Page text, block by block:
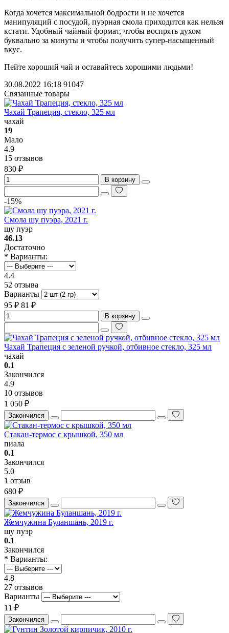
Когда хочется макcимальной бодрости и не хочется
манипуляций с посудой, пуэрная смола приходится как нельзя
кстати. Удобный чайный формат, чтобы воспрять духом
буквально за минуты и чтобы получить супер-насыщенный
вкус.
Пейте хороший чай и оставайтесь хорошими людьми!
30.08.2022 16:18 91047
Связанные товары
Чахай Трапеция, стекло, 325 мл
чахай
19
Мало
4.9
15 отзывов
830 ₽
В корзину
-15%
Смола шу пуэра, 2021 г.
шу пуэр
46.13
Достаточно
* Варианты:
4.4
52 отзыва
Варианты
95 ₽ 81 ₽
В корзину
Чахай Трапеция с зеленой ручкой, отбивное стекло, 325 мл
чахай
0.1
Закончился
4.9
10 отзывов
1 050 ₽
Закончился
Стакан-термос с крышкой, 350 мл
пиала
0.1
Закончился
5.0
1 отзыв
680 ₽
Закончился
Жемчужина Буланшань, 2019 г.
шу пуэр
0.1
Закончился
* Варианты:
4.8
27 отзывов
Варианты
11 ₽
Закончился